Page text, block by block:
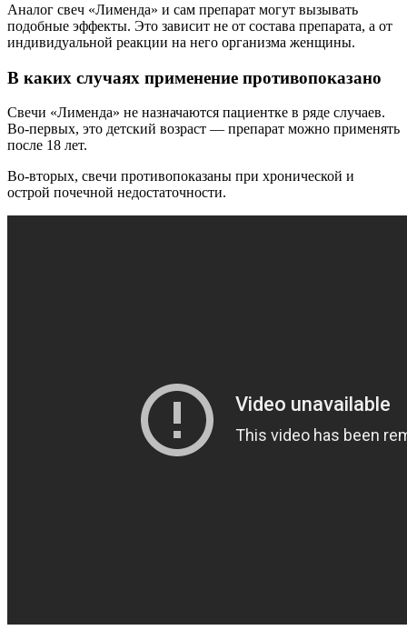
Аналог свеч «Лименда» и сам препарат могут вызывать
подобные эффекты. Это зависит не от состава препарата, а от
индивидуальной реакции на него организма женщины.
В каких случаях применение противопоказано
Свечи «Лименда» не назначаются пациентке в ряде случаев.
Во-первых, это детский возраст — препарат можно применять
после 18 лет.
Во-вторых, свечи противопоказаны при хронической и
острой почечной недостаточности.